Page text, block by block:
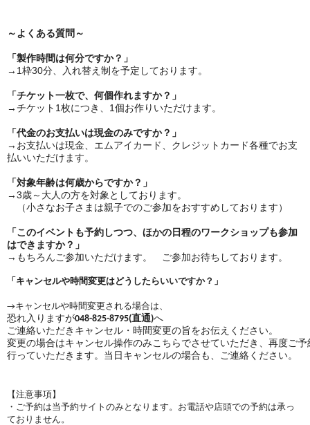
～よくある質問～
「製作時間は何分ですか？」
→1枠30分、入れ替え制を予定しております。
「チケット一枚で、何個作れますか？」
→チケット1枚につき、1個お作りいただけます。
「代金のお支払いは現金のみですか？」
→お支払いは現金、エムアイカード、クレジットカード各種でお支
払いいただけます。
「対象年齢は何歳からですか？」
→3歳～大人の方を対象としております。
（小さなお子さまは親子でのご参加をおすすめしております）
「このイベントも予約しつつ、ほかの日程のワークショップも参加
はできますか？」
→もちろんご参加いただけます。 ご参加お待ちしております。
「キャンセルや時間変更はどうしたらいいですか？」
→キャンセルや時間変更される場合は、
恐れ入りますが048-825-8795(直通)へ
ご連絡いただきキャンセル・時間変更の旨をお伝えください。
変更の場合はキャンセル操作のみこちらでさせていただき、再度ご
行っていただきます。当日キャンセルの場合も、ご連絡ください。
【注意事項】
・ご予約は当予約サイトのみとなります。お電話や店頭での予約は承っ
ておりません。